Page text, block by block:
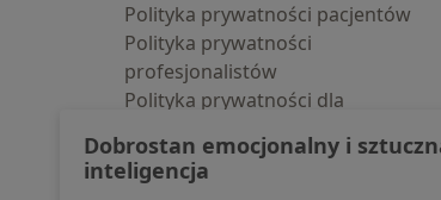
Polityka prywatności pacjentów
Polityka prywatności
profesjonalistów
Polityka prywatności dla
pozyskaliśmy samodzielnie
Polityka cookies
Dobrostan emocjonalny i
inteligencja